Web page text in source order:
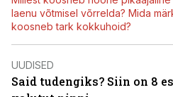
laenu võtmisel võrrelda? Mida
koosneb tark kokkuhoid?
UUDISED
Said tudengiks? Siin on 8